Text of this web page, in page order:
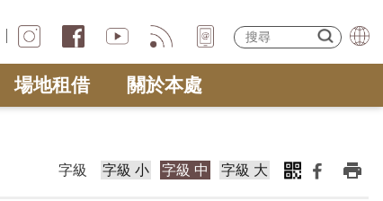
場地租借 關於本處
字級 字級 小 字級 中 字級 大